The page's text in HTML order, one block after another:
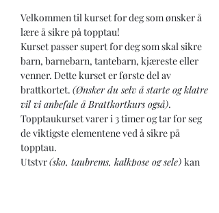
Velkommen til kurset for deg som ønsker å
lære å sikre på topptau!
Kurset passer supert for deg som skal sikre
barn, barnebarn, tantebarn, kjæreste eller
venner. Dette kurset er første del av
brattkortet. (Ønsker du selv å starte og klatre
vil vi anbefale å Brattkortkurs også).
Topptaukurset varer i 3 timer og tar for seg
de viktigste elementene ved å sikre på
topptau.
Utstyr (sko, taubrems, kalkpose og sele) kan